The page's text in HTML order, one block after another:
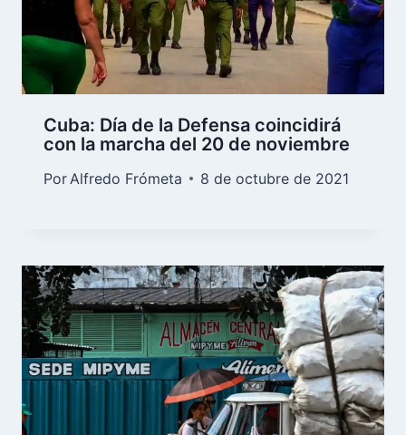
Cuba: Día de la Defensa coincidirá
con la marcha del 20 de noviembre
Por Alfredo Frómeta 8 de octubre de 2021